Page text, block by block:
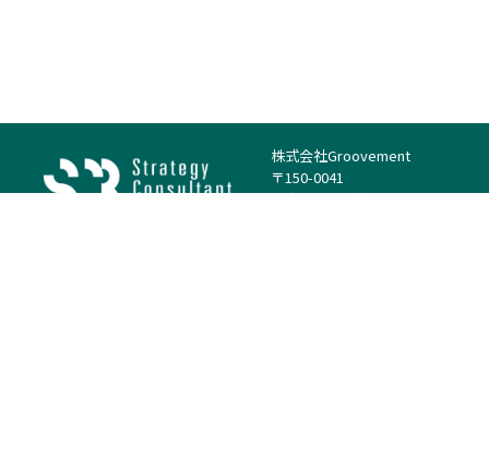
株式会社Groovement
〒150-0041
東京都渋谷区神南1丁目23−14